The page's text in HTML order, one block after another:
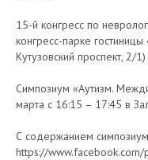
15-й конгресс по
конгресс-парке
Кутузовский проспект, 2/
Симпозиум «Аутизм.
марта с 16:15 – 17:45 в
С содержанием
https://www.facebook.com/